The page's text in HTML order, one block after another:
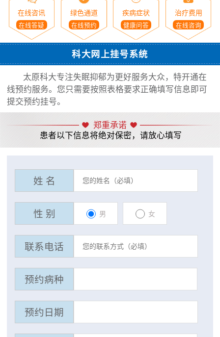
在线咨讯
在线答疑
绿色通道
在线预约
疾病症状
健康问答
治疗费用
在线咨询
科大网上挂号系统
太原科大专注失眠抑郁为更好服务大众，特开通在
线预约服务。您只需要按照表格要求正确填写信息即可
提交预约挂号。
郑重承诺
患者以下信息将绝对保密，请放心填写
姓 名
性 别 男 女
联系电话
预约病种
预约日期